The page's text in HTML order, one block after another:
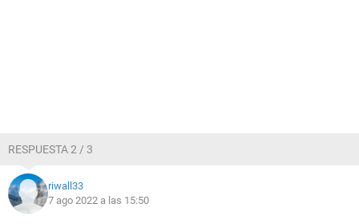
RESPUESTA 2 / 3
riwall33
7 ago 2022 a las 15:50